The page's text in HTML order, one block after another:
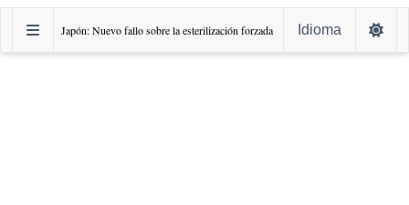
Japón: Nuevo fallo sobre la esterilización forzada Idioma